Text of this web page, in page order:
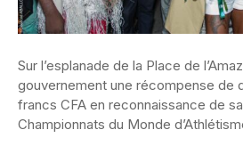
Sur l’esplanade de la Place de
gouvernement une récompense de
francs CFA en reconnaissance de
Championnats du Monde